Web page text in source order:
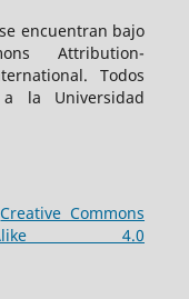
encuentran bajo
Attribution-
Todos
la Universidad
Creative Commons
4.0